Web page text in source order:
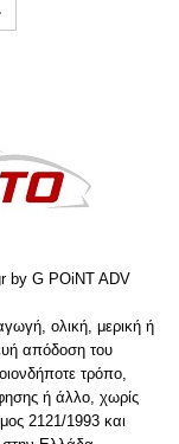
by G POiNT ADV
ολική, μερική ή
απόδοση του
τρόπο,
ή άλλο, χωρίς
2121/1993 και